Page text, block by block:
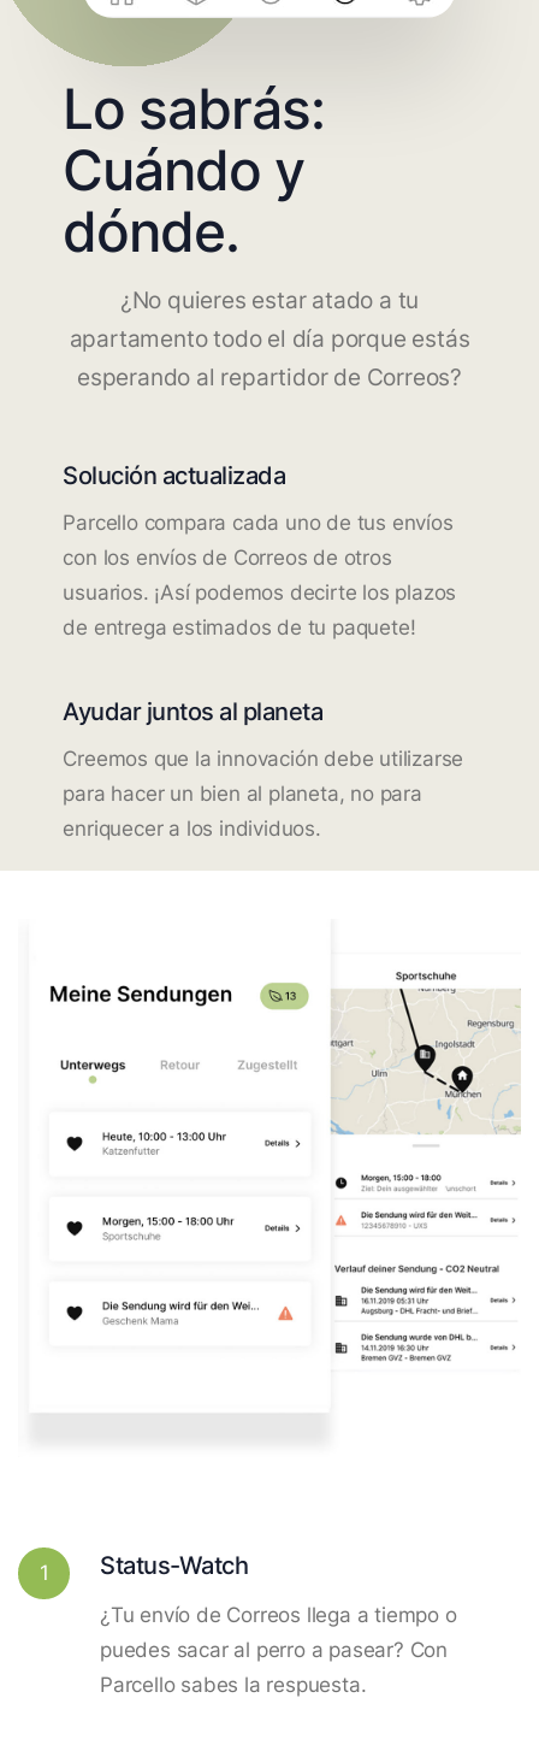
Lo sabrás:
Cuándo y
dónde.
¿No quieres estar atado a tu
apartamento todo el día porque estás
esperando al repartidor de Correos?
Solución actualizada
Parcello compara cada uno de tus envíos
con los envíos de Correos de otros
usuarios. ¡Así podemos decirte los plazos
de entrega estimados de tu paquete!
Ayudar juntos al planeta
Creemos que la innovación debe utilizarse
para hacer un bien al planeta, no para
enriquecer a los individuos.
1 Status-Watch
¿Tu envío de Correos llega a tiempo o
puedes sacar al perro a pasear? Con
Parcello sabes la respuesta.